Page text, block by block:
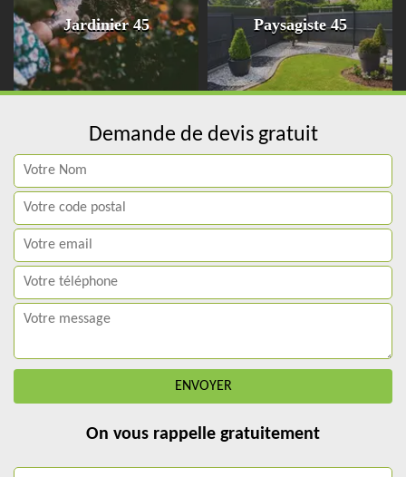
Jardinier 45 Paysagiste 45
Demande de devis gratuit
On vous rappelle gratuitement